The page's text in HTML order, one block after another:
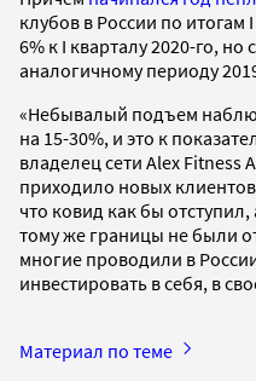
клубов в России по итогам
6% к I кварталу 2020-го, но
аналогичному периоду
«Небывалый подъем
на 15-30%, и это к
владелец сети Alex
приходило новых
что ковид как бы
тому же границы не были
многие проводили в
инвестировать в себя, в
Материал по теме